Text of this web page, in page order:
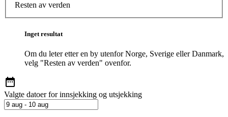
Resten av verden
Inget resultat
Om du leter etter en by utenfor Norge, Sverige eller Danmark,
velg "Resten av verden" ovenfor.
Valgte datoer for innsjekking og utsjekking